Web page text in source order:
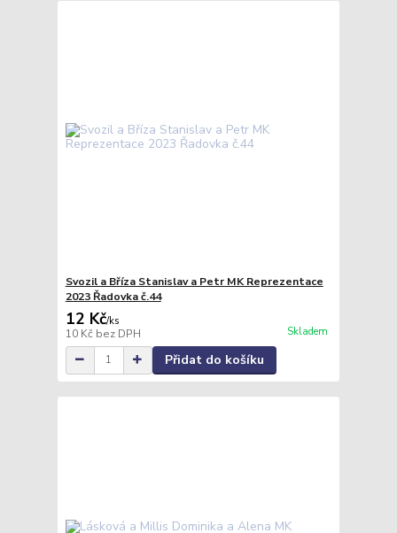
Svozil a Bříza Stanislav a Petr MK Reprezentace
2023 Řadovka č.44
12 Kč/ks
10 Kč bez DPH Skladem
Přidat do košíku